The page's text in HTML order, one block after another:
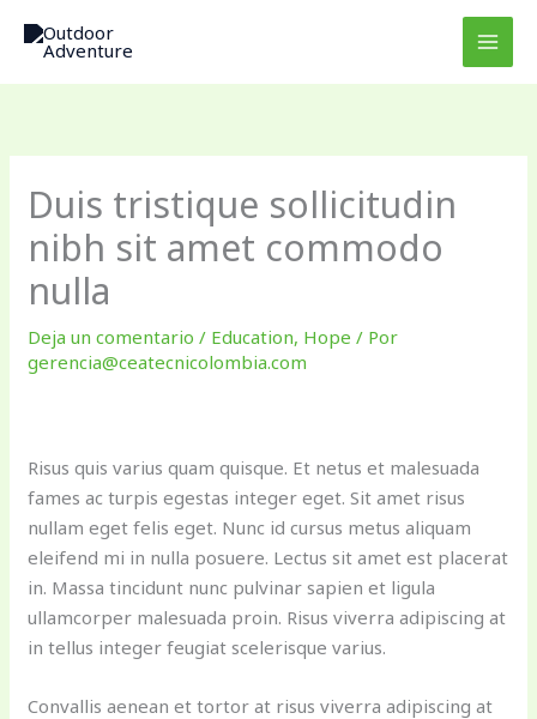
Duis tristique sollicitudin
nibh sit amet commodo
nulla
Deja un comentario / Education, Hope / Por
gerencia@ceatecnicolombia.com
Risus quis varius quam quisque. Et netus et malesuada
fames ac turpis egestas integer eget. Sit amet risus
nullam eget felis eget. Nunc id cursus metus aliquam
eleifend mi in nulla posuere. Lectus sit amet est placerat
in. Massa tincidunt nunc pulvinar sapien et ligula
ullamcorper malesuada proin. Risus viverra adipiscing at
in tellus integer feugiat scelerisque varius.
Convallis aenean et tortor at risus viverra adipiscing at